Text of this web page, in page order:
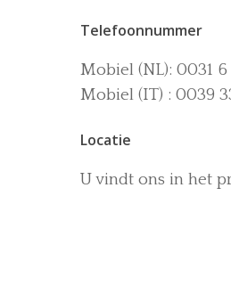
Telefoonnummer
Mobiel (NL): 0031 6
Mobiel (IT) : 0039
Locatie
U vindt ons in het